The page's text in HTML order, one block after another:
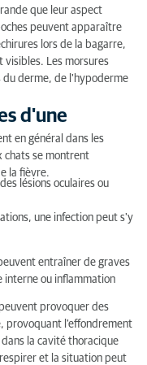
cas de morsure
après une morsure ?
se faire mordre ?
que leur aspect
peuvent apparaître
lors de la bagarre,
visibles. Les morsures
du derme, de l'hypoderme
d'une
en général dans les
chats se montrent
la fièvre.
lésions oculaires ou
une infection peut s'y
entraîner de graves
interne ou inflammation
provoquer des
provoquant l'effondrement
la cavité thoracique
et la situation peut